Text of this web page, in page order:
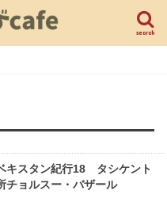
search
キスタン紀行18 タシケント
チョルスー・バザール